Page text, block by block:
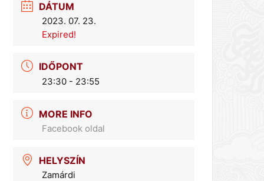
DÁTUM
2023. 07. 23.
Expired!
IDŐPONT
23:30 - 23:55
MORE INFO
Facebook oldal
HELYSZÍN
Zamárdi